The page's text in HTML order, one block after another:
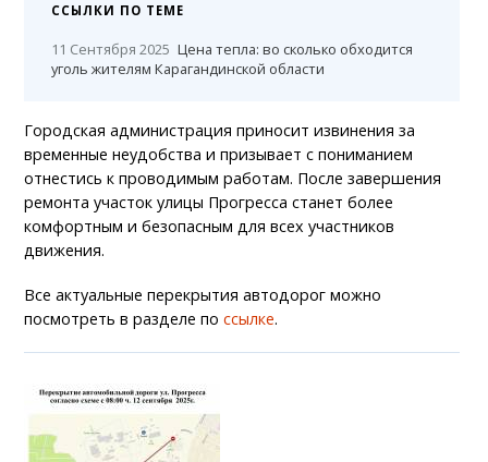
ССЫЛКИ ПО ТЕМЕ
11 Сентября 2025 Цена тепла: во сколько обходится
уголь жителям Карагандинской области
Городская администрация приносит извинения за
временные неудобства и призывает с пониманием
отнестись к проводимым работам. После завершения
ремонта участок улицы Прогресса станет более
комфортным и безопасным для всех участников
движения.
Все актуальные перекрытия автодорог можно
посмотреть в разделе поссылке.